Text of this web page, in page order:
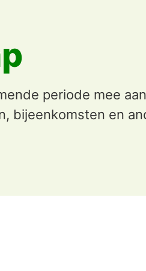
periode mee
bijeenkomsten en